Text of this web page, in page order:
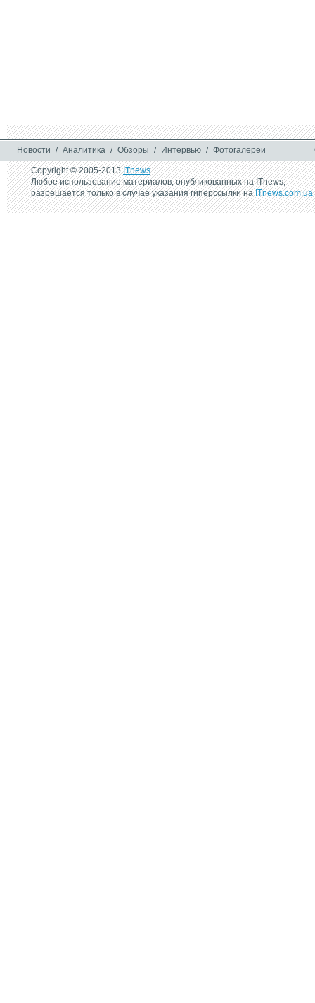
Новости / Аналитика / Обзоры / Интервью / Фотогалереи
Copyright © 2005-2013ITnews
Любое использование материалов, опубликованных на ITnews,
разрешается только в случае указания гиперссылки наITnews.com.ua